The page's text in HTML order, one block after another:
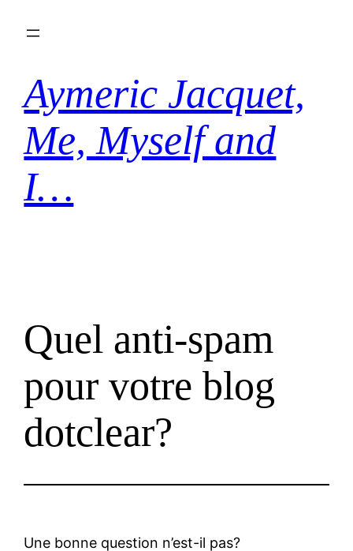
Aymeric Jacquet,
Me, Myself and
I…
Quel anti-spam
pour votre blog
dotclear?
Une bonne question n’est-il pas?